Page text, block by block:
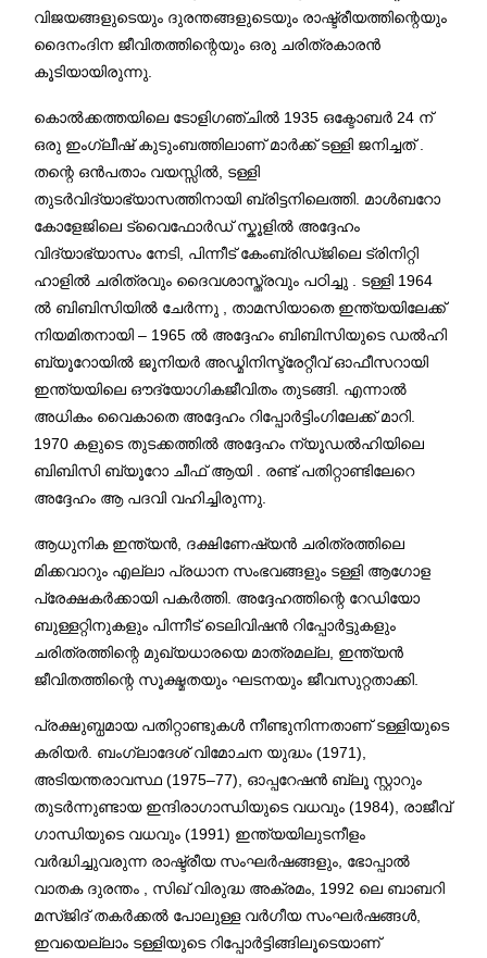
വിജയങ്ങളുടെയും ദുരന്തങ്ങളുടെയും രാഷ്ട്രീയത്തിന്റെയും
ദൈനംദിന ജീവിതത്തിന്റെയും ഒരു ചരിത്രകാരൻ
കൂടിയായിരുന്നു.
കൊൽക്കത്തയിലെ ടോളിഗഞ്ചിൽ 1935 ഒക്ടോബർ 24 ന്
ഒരു ഇംഗ്ലീഷ് കുടുംബത്തിലാണ് മാർക്ക് ടള്ളി ജനിച്ചത് .
തന്റെ ഒൻപതാം വയസ്സിൽ, ടള്ളി
തുടർവിദ്യാഭ്യാസത്തിനായി ബ്രിട്ടനിലെത്തി. മാൾബറോ
കോളേജിലെ ട്വൈഫോർഡ് സ്കൂളിൽ അദ്ദേഹം
വിദ്യാഭ്യാസം നേടി, പിന്നീട് കേംബ്രിഡ്ജിലെ ട്രിനിറ്റി
ഹാളിൽ ചരിത്രവും ദൈവശാസ്ത്രവും പഠിച്ചു . ടള്ളി 1964
ൽ ബിബിസിയിൽ ചേർന്നു , താമസിയാതെ ഇന്ത്യയിലേക്ക്
നിയമിതനായി – 1965 ൽ അദ്ദേഹം ബിബിസിയുടെ ഡൽഹി
ബ്യൂറോയിൽ ജൂനിയർ അഡ്മിനിസ്ട്രേറ്റീവ് ഓഫീസറായി
ഇന്ത്യയിലെ ഔദ്യോഗികജീവിതം തുടങ്ങി. എന്നാൽ
അധികം വൈകാതെ അദ്ദേഹം റിപ്പോർട്ടിംഗിലേക്ക് മാറി.
1970 കളുടെ തുടക്കത്തിൽ അദ്ദേഹം ന്യൂഡൽഹിയിലെ
ബിബിസി ബ്യൂറോ ചീഫ് ആയി . രണ്ട് പതിറ്റാണ്ടിലേറെ
അദ്ദേഹം ആ പദവി വഹിച്ചിരുന്നു.
ആധുനിക ഇന്ത്യൻ, ദക്ഷിണേഷ്യൻ ചരിത്രത്തിലെ
മിക്കവാറും എല്ലാ പ്രധാന സംഭവങ്ങളും ടള്ളി ആഗോള
പ്രേക്ഷകർക്കായി പകർത്തി. അദ്ദേഹത്തിന്റെ റേഡിയോ
ബുള്ളറ്റിനുകളും പിന്നീട് ടെലിവിഷൻ റിപ്പോർട്ടുകളും
ചരിത്രത്തിന്റെ മുഖ്യധാരയെ മാത്രമല്ല, ഇന്ത്യൻ
ജീവിതത്തിന്റെ സൂക്ഷ്മതയും ഘടനയും ജീവസുറ്റതാക്കി.
പ്രക്ഷുബ്ധമായ പതിറ്റാണ്ടുകൾ നീണ്ടുനിന്നതാണ് ടള്ളിയുടെ
കരിയർ. ബംഗ്ലാദേശ് വിമോചന യുദ്ധം (1971),
അടിയന്തരാവസ്ഥ (1975–77), ഓപ്പറേഷൻ ബ്ലൂ സ്റ്റാറും
തുടർന്നുണ്ടായ ഇന്ദിരാഗാന്ധിയുടെ വധവും (1984), രാജീവ്
ഗാന്ധിയുടെ വധവും (1991) ഇന്ത്യയിലുടനീളം
വർദ്ധിച്ചുവരുന്ന രാഷ്ട്രീയ സംഘർഷങ്ങളും, ഭോപ്പാൽ
വാതക ദുരന്തം , സിഖ് വിരുദ്ധ അക്രമം, 1992 ലെ ബാബറി
മസ്ജിദ് തകർക്കൽ പോലുള്ള വർഗീയ സംഘർഷങ്ങൾ,
ഇവയെല്ലാം ടള്ളിയുടെ റിപ്പോർട്ടിങ്ങിലൂടെയാണ്